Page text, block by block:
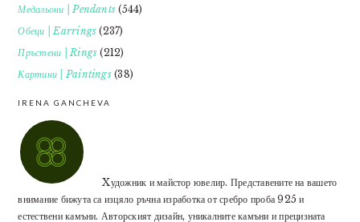
Медальони | Pendants (544)
Обеци | Earrings (237)
Пръстени | Rings (212)
Картини | Paintings(38)
IRENA GANCHEVA
Xудожник и майстор ювелир. Представените на вашето
внимание бижута са изцяло ръчна изработка от сребро проба 925 и
естествени камъни. Авторският дизайн, уникалните камъни и прецизната